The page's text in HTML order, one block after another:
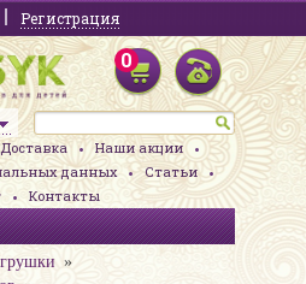
Регистрация
0
Доставка
Наши акции
данных
Статьи
Контакты